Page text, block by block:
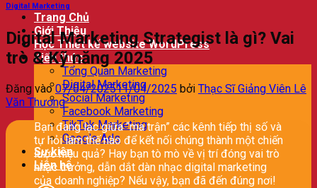
Trang Chủ
Giới Thiệu
Học Thiết kế website WordPress
Kiến thức
Tổng Quan Marketing
Digital Marketing
Social Marketing
Facebook Marketing
TikTok Marketing
Google Ads
Sự kiện
Liên hệ
Digital Marketing
Digital Marketing Strategist là gì? Vai
trò & Kỹ năng 2025
Đăng vào07/04/202511/04/2025 bởi Thạc Sĩ Giảng Viên Lê
Văn Thương
Bạn đang lạc giữa “ma trận” các kênh tiếp thị số và
tự hỏi làm thế nào để kết nối chúng thành một chiến
lược hiệu quả? Hay bạn tò mò về vị trí đóng vai trò
nhạc trưởng, dẫn dắt dàn nhạc digital marketing
của doanh nghiệp? Nếu vậy, bạn đã đến đúng nơi!